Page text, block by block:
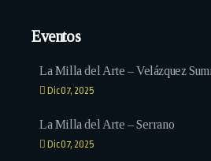
Eventos
La Milla del Arte – Velázquez
Dic 07, 2025
La Milla del Arte – Serrano
Dic 07, 2025